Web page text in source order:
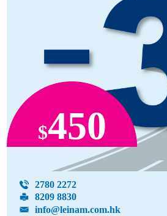
$450
2780 2272
8209 8830
info@leinam.com.hk